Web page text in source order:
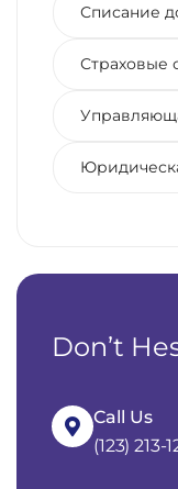
Списание
Страховые
Don’t
Call Us
(123) 213-